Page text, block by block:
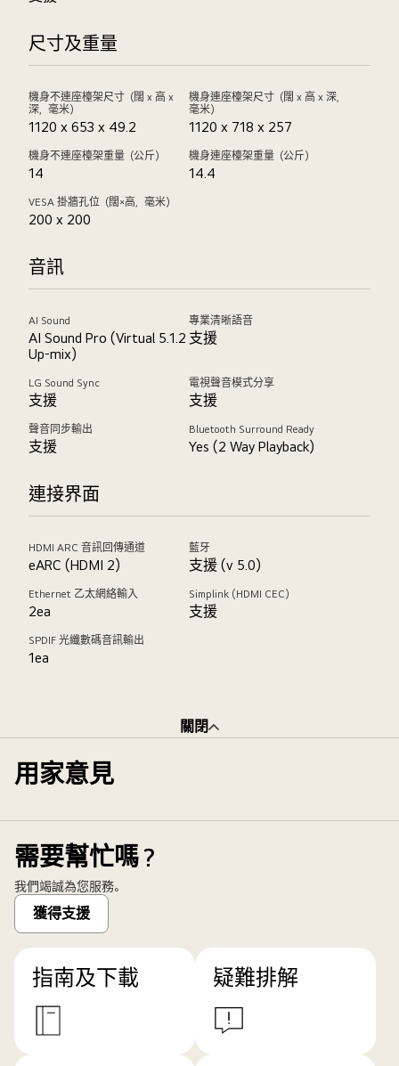
尺寸及重量
機身不連座檯架尺寸（闊 x 高 x
深，毫米）
1120 x 653 x 49.2
機身連座檯架尺寸（闊 x 高 x 深，
毫米）
1120 x 718 x 257
機身不連座檯架重量（公斤）
14
機身連座檯架重量（公斤）
14.4
VESA 掛牆孔位（闊×高，毫米）
200 x 200
音訊
AI Sound
AI Sound Pro (Virtual 5.1.2
Up-mix)
專業清晰語音
支援
LG Sound Sync
支援
電視聲音模式分享
支援
聲音同步輸出
支援
Bluetooth Surround Ready
Yes (2 Way Playback)
連接界面
HDMI ARC 音訊回傳通道
eARC (HDMI 2)
藍牙
支援 (v 5.0)
Ethernet 乙太網絡輸入
2ea
Simplink (HDMI CEC)
支援
SPDIF 光纖數碼音訊輸出
1ea
關閉
用家意見
需要幫忙嗎？
我們竭誠為您服務。
獲得支援
指南及下載 疑難排解